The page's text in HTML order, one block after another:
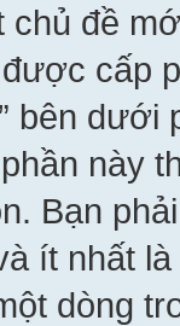
chủ đề
cấp
bên
này
Bạn
ít nhất
dòng